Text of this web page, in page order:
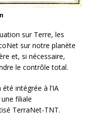
sur Terre, les
sur notre planète
et, si nécessaire,
le contrôle total.
intégrée à l’IA
filiale
TerraNet-TNT.